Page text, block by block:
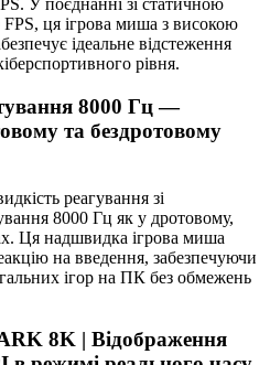
У поєднанні зі статичною
ця ігрова миша з високою
ідеальне відстеження
рівня.
8000 Гц —
та бездротовому
реагування зі
8000 Гц як у дротовому,
Ця надшвидка ігрова миша
на введення, забезпечуючи
ігор на ПК без обмежень
8K | Відображення